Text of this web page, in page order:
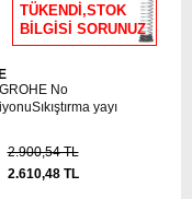
TÜKENDİ,STOK
BİLGİSİ SORUNUZ
No
yayı
2.900,54 TL
2.610,48 TL